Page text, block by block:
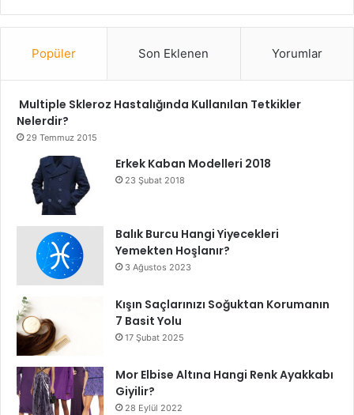
Popüler Son Eklenen Yorumlar
Multiple Skleroz Hastalığında Kullanılan Tetkikler
Nelerdir?
29 Temmuz 2015
Erkek Kaban Modelleri 2018
23 Şubat 2018
Balık Burcu Hangi Yiyecekleri
Yemekten Hoşlanır?
3 Ağustos 2023
Kışın Saçlarınızı Soğuktan Korumanın
7 Basit Yolu
17 Şubat 2025
Mor Elbise Altına Hangi Renk Ayakkabı
Giyilir?
28 Eylül 2022